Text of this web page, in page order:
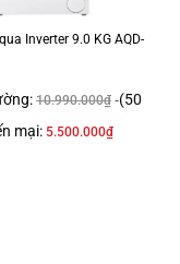
Inverter 9.0 KG AQD-
10.990.000₫ (50
mại: 5.500.000₫